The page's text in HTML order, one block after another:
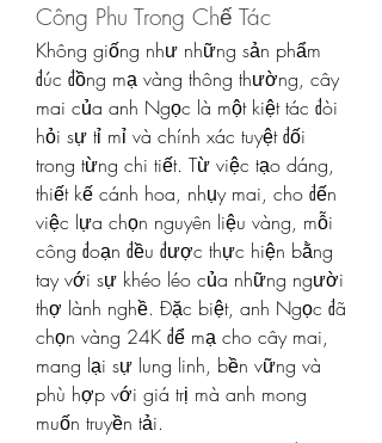
Công Phu Trong Chế Tác
Không giống như những sản phẩm
đúc đồng mạ vàng thông thường, cây
mai của anh Ngọc là một kiệt tác đòi
hỏi sự tỉ mỉ và chính xác tuyệt đối
trong từng chi tiết. Từ việc tạo dáng,
thiết kế cánh hoa, nhụy mai, cho đến
việc lựa chọn nguyên liệu vàng, mỗi
công đoạn đều được thực hiện bằng
tay với sự khéo léo của những người
thợ lành nghề. Đặc biệt, anh Ngọc đã
chọn vàng 24K để mạ cho cây mai,
mang lại sự lung linh, bền vững và
phù hợp với giá trị mà anh mong
muốn truyền tải.